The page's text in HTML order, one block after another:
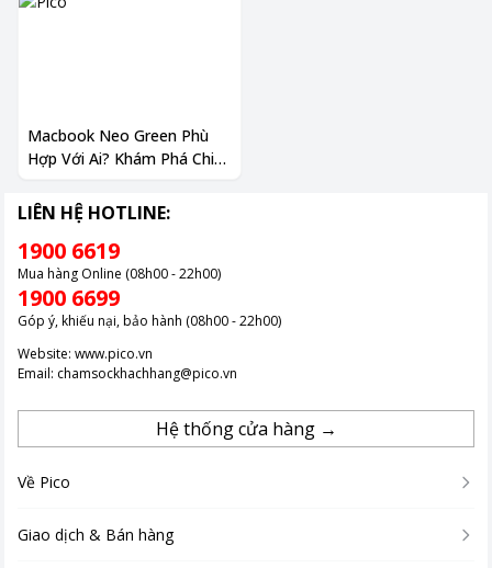
Macbook Neo Green Phù
Hợp Với Ai? Khám Phá Chiếc
LIÊN HỆ HOTLINE:
1900 6619
Mua hàng Online (08h00 - 22h00)
1900 6699
Góp ý, khiếu nại, bảo hành (08h00 - 22h00)
Website: www.pico.vn
Email: chamsockhachhang@pico.vn
Hệ thống cửa hàng →
Về Pico
Giao dịch & Bán hàng